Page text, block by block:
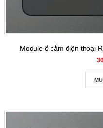
Module ổ cắm điện thoại